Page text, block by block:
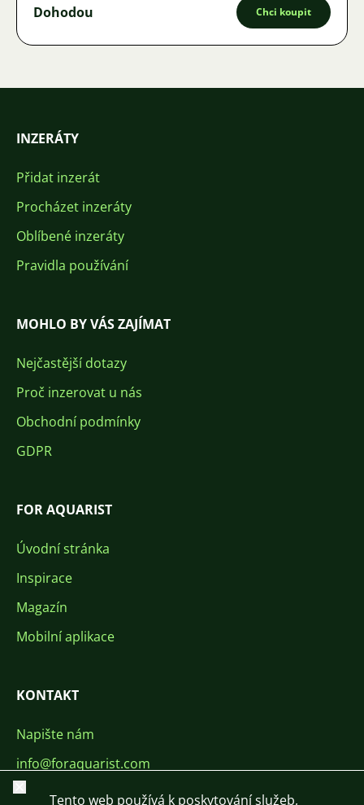
Dohodou Chci koupit
INZERÁTY
Přidat inzerát
Procházet inzeráty
Oblíbené inzeráty
Pravidla používání
MOHLO BY VÁS ZAJÍMAT
Nejčastější dotazy
Proč inzerovat u nás
Obchodní podmínky
GDPR
FOR AQUARIST
Úvodní stránka
Inspirace
Magazín
Mobilní aplikace
KONTAKT
Napište nám
info@foraquarist.com
+420 603 449 602
Zavřít
Tento web používá k poskytování služeb,